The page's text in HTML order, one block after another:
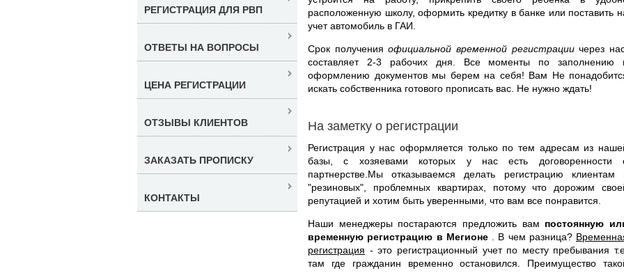
расположенную школу, оформить кредитку в банке или поставить
учет автомобиль в ГАИ.
Срок полученияофициальной временной регистрациичерез
составляет 2-3 рабочих дня. Все моменты по заполнению
оформлению документов мы берем на себя! Вам Не
искать собственника готового прописать вас. Не нужно ждать!
На заметку о регистрации
Регистрация у нас оформляется только по тем адресам из
базы, с хозяевами которых у нас есть договоренности
партнерстве.Мы отказываемся делать регистрацию клиентам
"резиновых", проблемных квартирах, потому что дорожим
репутацией и хотим быть уверенными, что вам все понравится.
Наши менеджеры постараются предложить вам постоянную
временную регистрацию в Мегионе
. В чем разница?
регистрация - это регистрационный учет по месту пребывания
там где гражданин временно остановился. Преимущество
РЕГИСТРАЦИЯ ДЛЯ РВП
ОТВЕТЫ НА ВОПРОСЫ
ЦЕНА РЕГИСТРАЦИИ
ОТЗЫВЫ КЛИЕНТОВ
ЗАКАЗАТЬ ПРОПИСКУ
КОНТАКТЫ